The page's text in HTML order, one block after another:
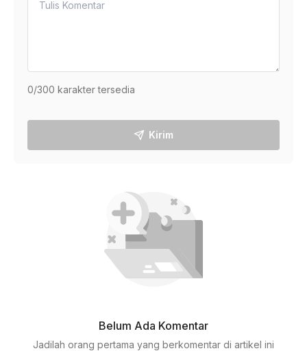
0/300 karakter tersedia
Kirim
Belum Ada Komentar
Jadilah orang pertama yang berkomentar di artikel ini